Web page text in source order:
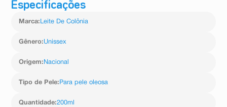
Especificações
Marca: Leite De Colônia
Gênero:Unissex
Origem: Nacional
Tipo de Pele: Para pele oleosa
Quantidade:200ml